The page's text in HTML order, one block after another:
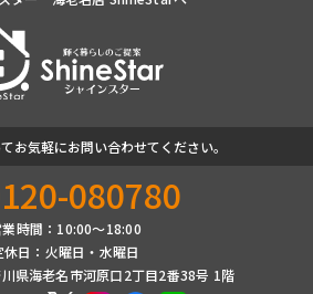
お気軽にお問い合わせてください。
080780
業時間：10:00〜18:00
休日：火曜日・水曜日
県海老名市河原口2丁目2番38号 1階